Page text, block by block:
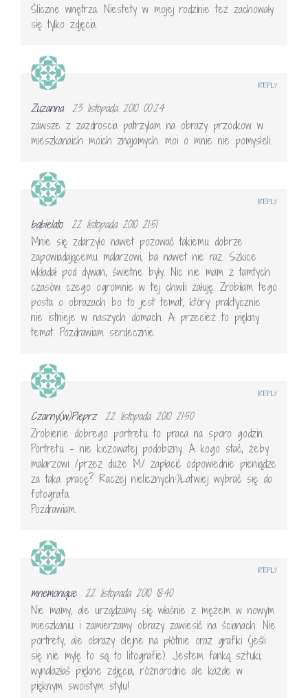
Śliczne wnętrza. Niestety w mojej rodzinie też zachowały
się tylko zdjęcia.
Zuzanna 23 listopada 2010 00:24
zawsze z zazdroscia patrzylam na obrazy przodkow w
mieszkanaich moich znajomych. moi o mnie nie pomysleli.
REPLY
babielato 22 listopada 2010 21:51
Mnie się zdarzyło nawet pozować takiemu dobrze
zapowiadającemu malarzowi, ba nawet nie raz. Szkice
wkładał pod dywan, świetne były. Nic nie mam z tamtych
czasów czego ogromnie w tej chwili żałuję. Zrobiłam tego
posta o obrazach bo to jest temat, który praktycznie
nie istnieje w naszych domach. A przecież to piękny
temat. Pozdrawiam serdecznie.
REPLY
Czarny(w)Pieprz 22 listopada 2010 21:50
Zrobienie dobrego portretu to praca na sporo godzin.
Portretu – nie kiczowatej podobizny. A kogo stać, żeby
malarzowi /przez duże M/ zapłacić odpowiednie pieniądze
za taka pracę? Raczej nielicznych:)Łatwiej wybrać się do
fotografa.
Pozdrawiam.
REPLY
mnemonique 22 listopada 2010 18:40
Nie mamy, ale urządzamy się właśnie z mężem w nowym
mieszkaniu i zamierzamy obrazy zawiesić na ścianach. Nie
portrety, ale obrazy olejne na płótnie oraz grafiki (jeśli
się nie mylę to są to litografie). Jestem fanką sztuki,
wynalazłaś piękne zdjęcia, różnorodne ale każde w
pięknym swoistym stylu!
REPLY